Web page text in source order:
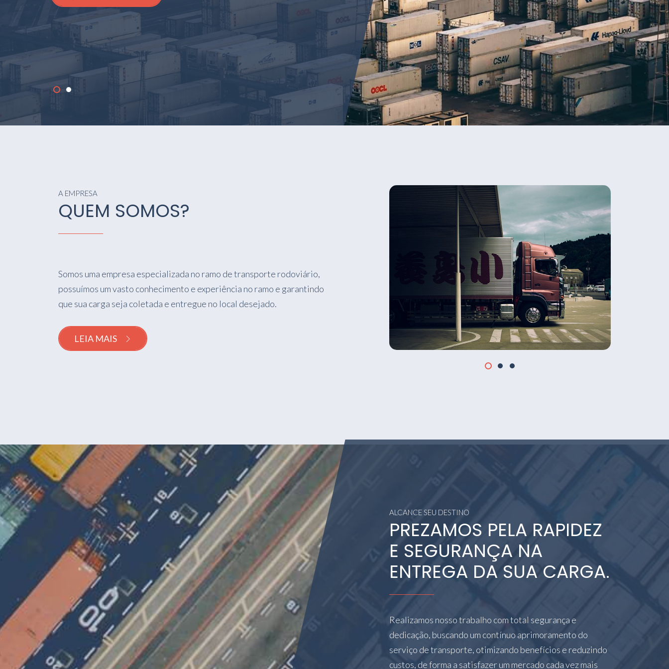
A EMPRESA
QUEM SOMOS?
Somos uma empresa especializada no ramo de transporte rodoviário,
possuímos um vasto conhecimento e experiência no ramo e garantindo
que sua carga seja coletada e entregue no local desejado.
LEIA MAIS
ALCANCE SEU DESTINO
PREZAMOS PELA RAPIDEZ
E SEGURANÇA NA
ENTREGA DA SUA CARGA.
Realizamos nosso trabalho com total segurança e
dedicação, buscando um contínuo aprimoramento do
serviço de transporte, otimizando benefícios e reduzindo
custos, de forma a satisfazer um mercado cada vez mais